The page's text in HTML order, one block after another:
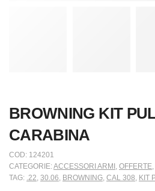
BROWNING KIT
CARABINA
COD: 124201
CATEGORIE:ACCESSORI ARMI , OFFERTE,
TAG: .22, 30.06, BROWNING, CAL 308, KIT